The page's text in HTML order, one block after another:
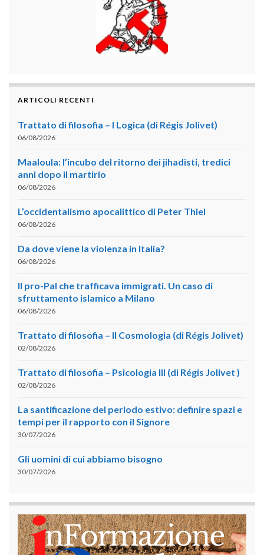
ARTICOLI RECENTI
Trattato di filosofia – I Logica (di Régis Jolivet)
06/08/2026
Maaloula: l’incubo del ritorno dei jihadisti, tredici
anni dopo il martirio
06/08/2026
L’occidentalismo apocalittico di Peter Thiel
06/08/2026
Da dove viene la violenza in Italia?
06/08/2026
Il pro-Pal che trafficava immigrati. Un caso di
sfruttamento islamico a Milano
06/08/2026
Trattato di filosofia – II Cosmologia (di Régis Jolivet)
02/08/2026
Trattato di filosofia – Psicologia III (di Régis Jolivet )
02/08/2026
La santificazione del periodo estivo: definire spazi e
tempi per il rapporto con il Signore
30/07/2026
Gli uomini di cui abbiamo bisogno
30/07/2026